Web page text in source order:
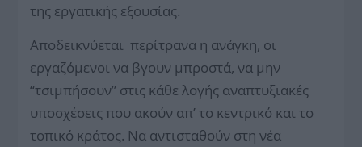
της εργατικής εξουσίας.
Αποδεικνύεται περίτρανα η ανάγκη, οι
εργαζόμενοι να βγουν μπροστά, να μην
“τσιμπήσουν” στις κάθε λογής αναπτυξιακές
υποσχέσεις που ακούν απ’ το κεντρικό και το
τοπικό κράτος. Να αντισταθούν στη νέα